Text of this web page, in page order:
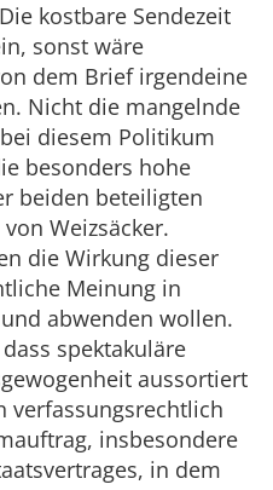
kostbare Sendezeit
sonst wäre
dem Brief irgendeine
Nicht die mangelnde
diesem Politikum
besonders hohe
beiden beteiligten
Weizsäcker.
die Wirkung dieser
Meinung in
abwenden wollen.
spektakuläre
aussortiert
verfassungsrechtlich
insbesondere
in dem